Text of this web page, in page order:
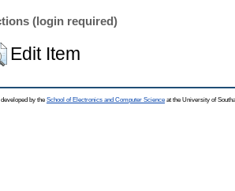
(login required)
Edit Item
by the School of Electronics and Computer Science at the University of